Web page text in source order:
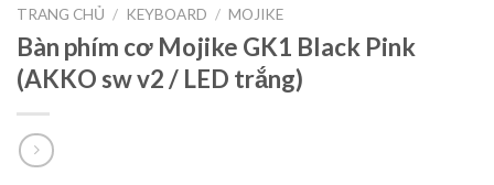
TRANG CHỦ / KEYBOARD / MOJIKE
Bàn phím cơ Mojike GK1 Black Pink
(AKKO sw v2 / LED trắng)